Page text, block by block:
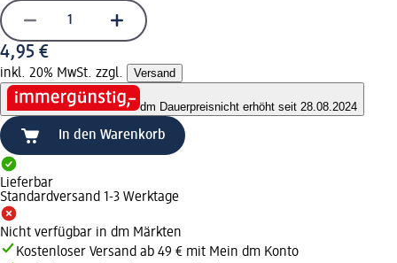
4,95 €
inkl. 20% MwSt. zzgl. Versand
dm Dauerpreisnicht erhöht seit 28.08.2024
In den Warenkorb
Lieferbar
Standardversand 1-3 Werktage
Nicht verfügbar in dm Märkten
Kostenloser Versand ab 49 € mit Mein dm Konto